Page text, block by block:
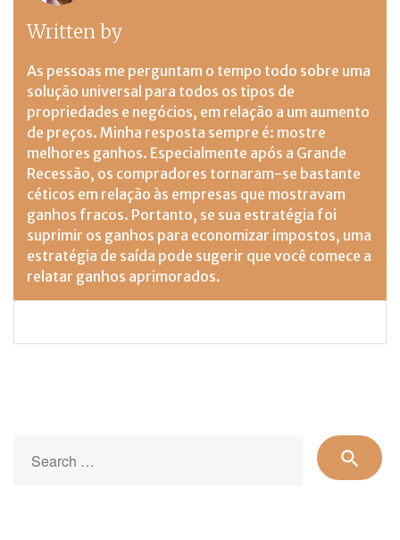
Written by
As pessoas me perguntam o tempo todo sobre uma
solução universal para todos os tipos de
propriedades e negócios, em relação a um aumento
de preços. Minha resposta sempre é: mostre
melhores ganhos. Especialmente após a Grande
Recessão, os compradores tornaram-se bastante
céticos em relação às empresas que mostravam
ganhos fracos. Portanto, se sua estratégia foi
suprimir os ganhos para economizar impostos, uma
estratégia de saída pode sugerir que você comece a
relatar ganhos aprimorados.
for:
search